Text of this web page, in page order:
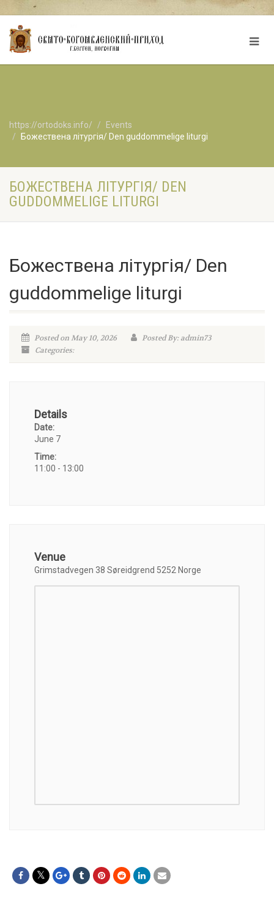
https://ortodoks.info/
Events
Божествена літургія/ Den guddommelige liturgi
БОЖЕСТВЕНА ЛІТУРГІЯ/ DEN
GUDDOMMELIGE LITURGI
Божествена літургія/ Den
guddommelige liturgi
Posted on May 10, 2026
Posted By: admin73
Categories:
Details
Date:
June 7
Time:
11:00 - 13:00
Venue
Grimstadvegen 38 Søreidgrend 5252 Norge